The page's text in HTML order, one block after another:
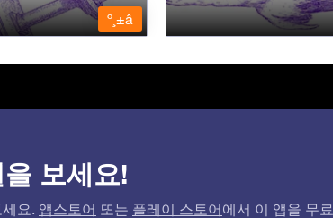
º¸±â
보세요!
요. 앱스토어 또는 플레이 스토어에서 이 앱을 무료